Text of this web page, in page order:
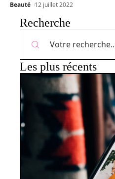
Beauté 12 juillet 2022
Recherche
Les plus récents